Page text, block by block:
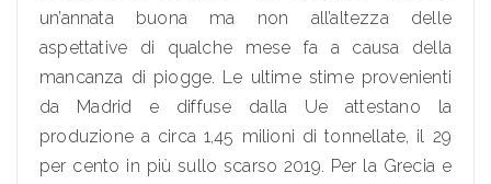
un’annata buona ma non all’altezza delle
aspettative di qualche mese fa a causa della
mancanza di piogge. Le ultime stime provenienti
da Madrid e diffuse dalla Ue attestano la
produzione a circa 1,45 milioni di tonnellate, il 29
per cento in più sullo scarso 2019. Per la Grecia e